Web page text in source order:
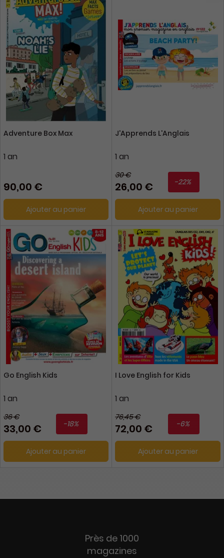
Adventure Box Max
1 an
90,00 €
Ajouter au panier
J'Apprends L'Anglais
1 an
30 €
26,00 € -22%
Ajouter au panier
Go English Kids
1 an
36 €
33,00 € -18%
Ajouter au panier
I Love English for Kids
1 an
76,45 €
72,00 € -6%
Ajouter au panier
Près de 1000
magazines